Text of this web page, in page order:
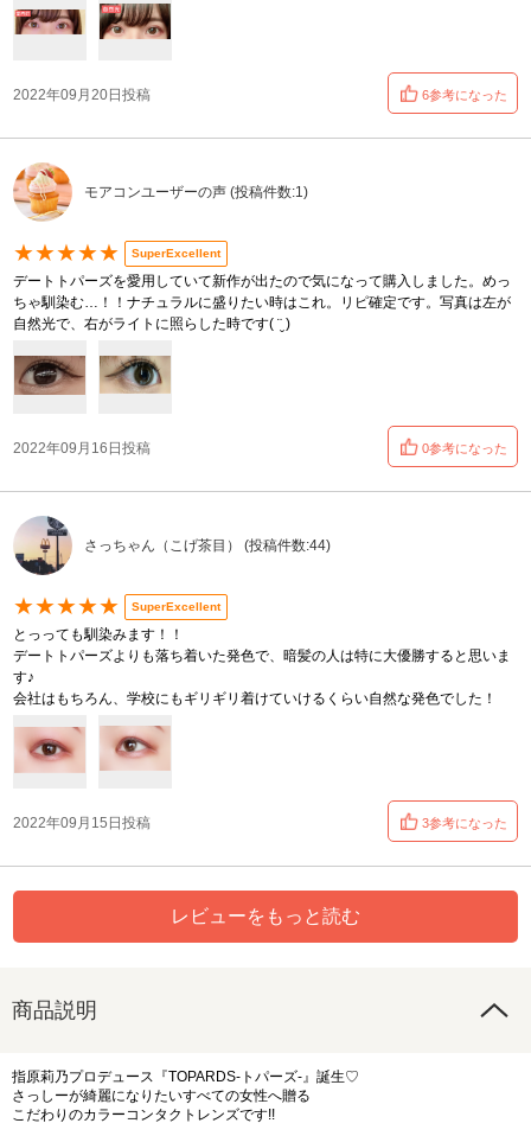
2022年09月20日投稿 6参考になった
モアコンユーザーの声 (投稿件数:1)
★★★★★ SuperExcellent
デートトパーズを愛用していて新作が出たので気になって購入しました。めっ
ちゃ馴染む…！！ナチュラルに盛りたい時はこれ。リピ確定です。写真は左が
自然光で、右がライトに照らした時です( ¨̮ )
2022年09月16日投稿 0参考になった
さっちゃん（こげ茶目） (投稿件数:44)
★★★★★ SuperExcellent
とっっても馴染みます！！
デートトパーズよりも落ち着いた発色で、暗髪の人は特に大優勝すると思いま
す♪
会社はもちろん、学校にもギリギリ着けていけるくらい自然な発色でした！
2022年09月15日投稿 3参考になった
レビューをもっと読む
商品説明
指原莉乃プロデュース『TOPARDS-トパーズ-』誕生♡
さっしーが綺麗になりたいすべての女性へ贈る
こだわりのカラーコンタクトレンズです!!